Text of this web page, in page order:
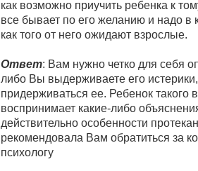
как возможно приучить ребенка к
все бывает по его желанию и надо в
как того от него ожидают взрослые.
Ответ: Вам нужно четко для себя
либо Вы выдерживаете его
придерживаться ее. Ребенок такого
воспринимает какие-либо
действительно особенности
рекомендовала Вам обратиться за
психологу